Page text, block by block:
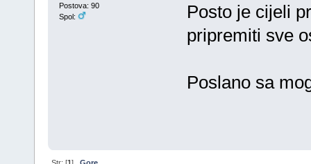
Postova: 90
Spol:
Posto je cijeli
pripremiti sve
Poslano sa